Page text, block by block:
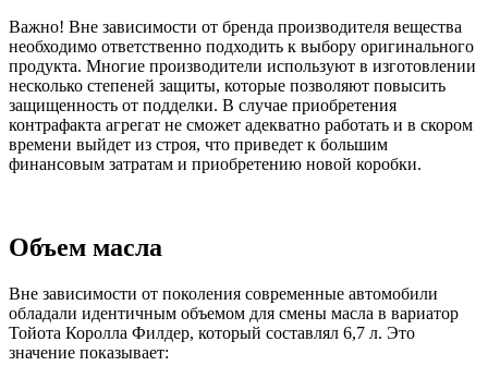
Важно! Вне зависимости от бренда производителя вещества
необходимо ответственно подходить к выбору оригинального
продукта. Многие производители используют в изготовлении
несколько степеней защиты, которые позволяют повысить
защищенность от подделки. В случае приобретения
контрафакта агрегат не сможет адекватно работать и в скором
времени выйдет из строя, что приведет к большим
финансовым затратам и приобретению новой коробки.
Объем масла
Вне зависимости от поколения современные автомобили
обладали идентичным объемом для смены масла в вариатор
Тойота Королла Филдер, который составлял 6,7 л. Это
значение показывает: